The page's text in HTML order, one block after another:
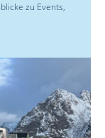
zu Events,